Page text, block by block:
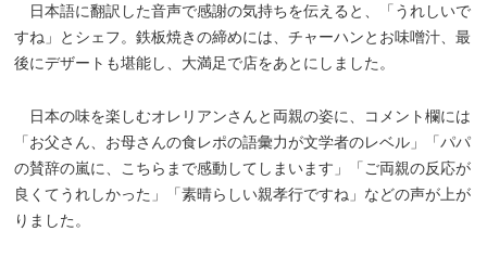
日本語に翻訳した音声で感謝の気持ちを伝えると、「うれしいで
すね」とシェフ。鉄板焼きの締めには、チャーハンとお味噌汁、最
後にデザートも堪能し、大満足で店をあとにしました。
日本の味を楽しむオレリアンさんと両親の姿に、コメント欄には
「お父さん、お母さんの食レポの語彙力が文学者のレベル」「パパ
の賛辞の嵐に、こちらまで感動してしまいます」「ご両親の反応が
良くてうれしかった」「素晴らしい親孝行ですね」などの声が上が
りました。